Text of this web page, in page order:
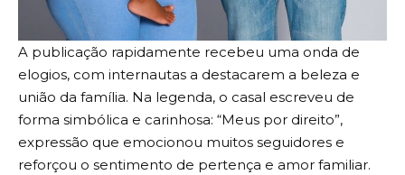
A publicação rapidamente recebeu uma onda de
elogios, com internautas a destacarem a beleza e
união da família. Na legenda, o casal escreveu de
forma simbólica e carinhosa: “Meus por direito”,
expressão que emocionou muitos seguidores e
reforçou o sentimento de pertença e amor familiar.